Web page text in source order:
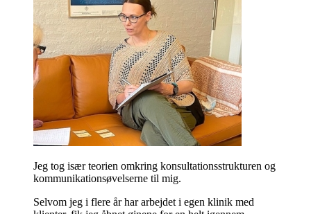
Jeg tog især teorien omkring konsultationsstrukturen og
kommunikationsøvelserne til mig.
Selvom jeg i flere år har arbejdet i egen klinik med